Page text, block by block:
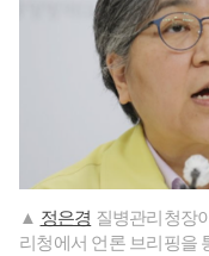
▲ 정은경 질병관리청장
리청에서 언론 브리핑을